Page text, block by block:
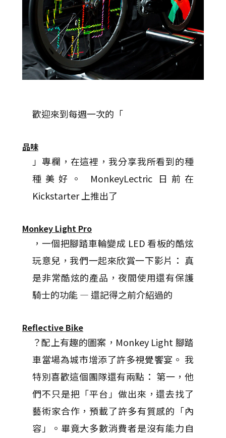
歡迎來到每週一次的「
品味
」專欄，在這裡，我分享我所看到的種
種美好。 MonkeyLectric 日前在
Kickstarter 上推出了
Monkey Light Pro
，一個把腳踏車輪變成 LED 看板的酷炫
玩意兒，我們一起來欣賞一下影片： 真
是非常酷炫的產品，夜間使用還有保護
騎士的功能 — 還記得之前介紹過的
Reflective Bike
？配上有趣的圖案，Monkey Light 腳踏
車當場為城市增添了許多視覺饗宴。 我
特別喜歡這個團隊還有兩點： 第一，他
們不只是把「平台」做出來，還去找了
藝術家合作，預載了許多有質感的「內
容」。畢竟大多數消費者是沒有能力自